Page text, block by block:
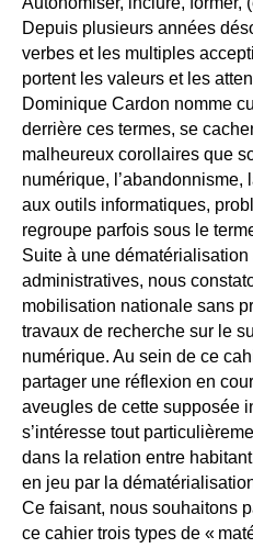
Depuis plusieurs années
verbes et les multiples
portent les valeurs et les
Dominique Cardon nomme
derrière ces termes, se
malheureux corollaires que
numérique, l’abandonnisme,
aux outils informatiques,
regroupe parfois sous le
Suite à une
administratives, nous
mobilisation nationale sans
travaux de recherche sur le
numérique. Au sein de ce
partager une réflexion en
aveugles de cette supposée
s’intéresse tout
dans la relation entre
en jeu par la
Ce faisant, nous souhaitons
ce cahier trois types de «